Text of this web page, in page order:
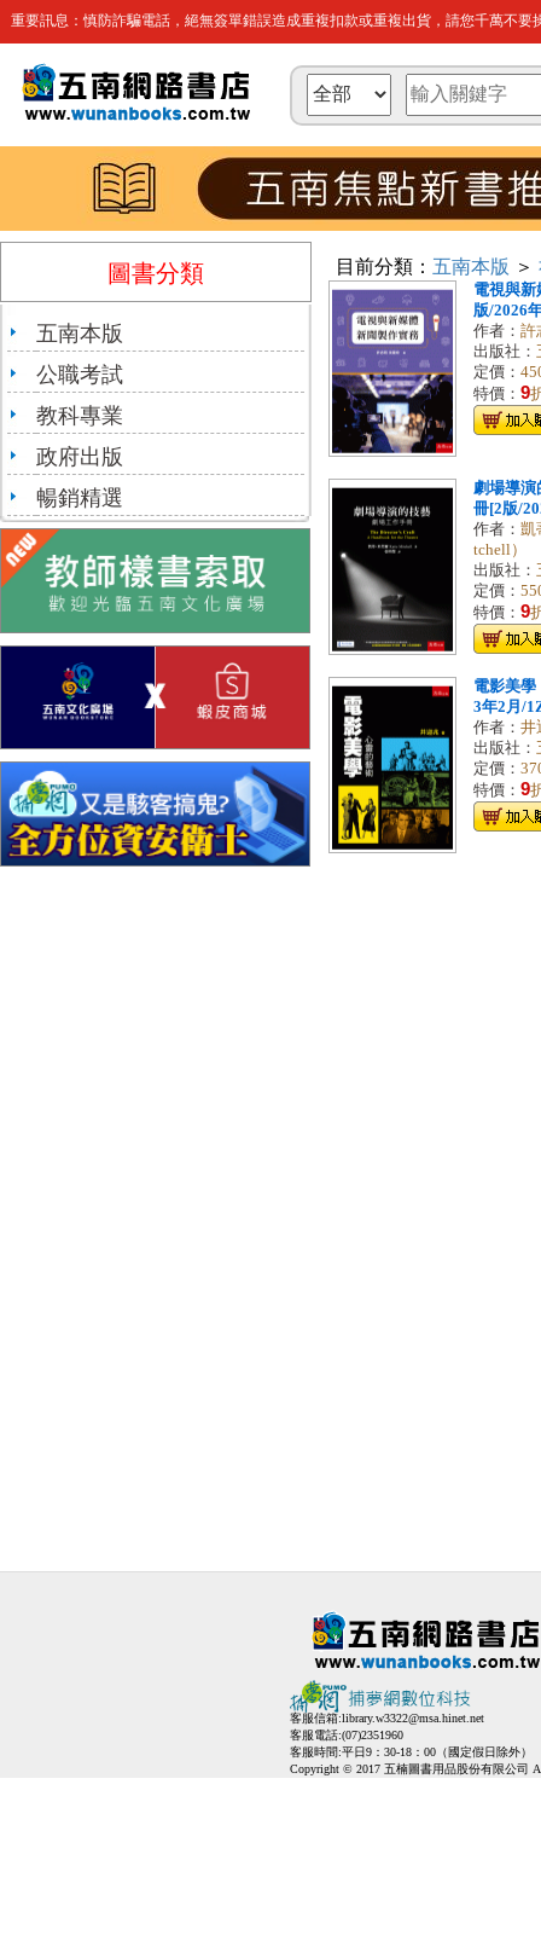
重要訊息：慎防詐騙電話，絕無簽單錯誤造成重複扣款或重複出貨，請您千萬不要
圖書分類
五南本版
公職考試
教科專業
政府出版
暢銷精選
目前分類： 五南本版 ＞
電視與新
版/2026
作者： 許
出版社：
定價：
特價： 9
劇場導演
冊[2版/
作者： 凱
tchell）
出版社：
定價：
特價： 9
電影美學
3年2月/
作者： 井
出版社：
定價：
特價： 9
客服信箱:library.w3322@msa.hinet.net
客服電話:(07)2351960
客服時間:平日9：30-18：00（國定假日除外）
Copyright © 2017 五楠圖書用品股份有限公司